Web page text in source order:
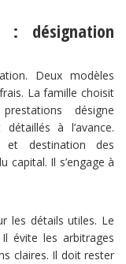
: désignation
Deux modèles
La famille choisit
désigne
à l’avance.
et destination des
capital. Il s’engage à
les détails utiles. Le
évite les arbitrages
claires. Il doit rester